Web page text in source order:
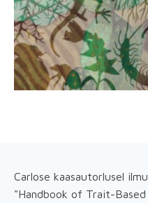
Carlose kaasautorlusel
"Handbook of Trait-